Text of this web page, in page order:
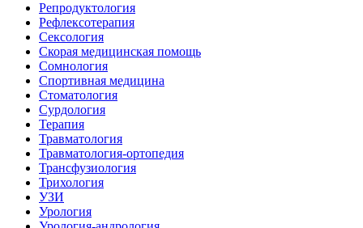
Репродуктология
Рефлексотерапия
Сексология
Скорая медицинская помощь
Сомнология
Спортивная медицина
Стоматология
Сурдология
Терапия
Травматология
Травматология-ортопедия
Трансфузиология
Трихология
УЗИ
Урология